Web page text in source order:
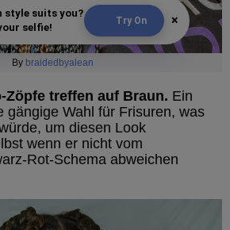
style suits you?
selfie!
Try On ×
By braidedbyalean
Zöpfe treffen auf Braun. Ein
gängige Wahl für Frisuren, was
um diesen Look
wenn er nicht vom
Rot-Schema abweichen